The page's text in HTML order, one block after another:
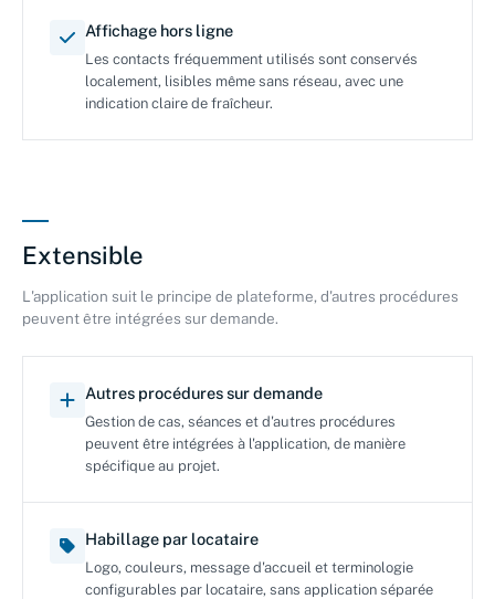
Affichage hors ligne
Les contacts fréquemment utilisés sont conservés
localement, lisibles même sans réseau, avec une
indication claire de fraîcheur.
Extensible
L'application suit le principe de plateforme, d'autres procédures
peuvent être intégrées sur demande.
Autres procédures sur demande
Gestion de cas, séances et d'autres procédures
peuvent être intégrées à l'application, de manière
spécifique au projet.
Habillage par locataire
Logo, couleurs, message d'accueil et terminologie
configurables par locataire, sans application séparée